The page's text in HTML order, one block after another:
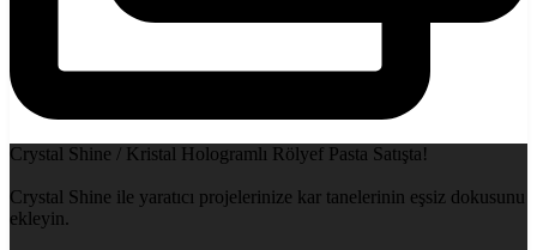
Crystal Shine / Kristal Hologramlı Rölyef Pasta Satışta!
Crystal Shine ile yaratıcı projelerinize kar tanelerinin eşsiz dokusunu
ekleyin.